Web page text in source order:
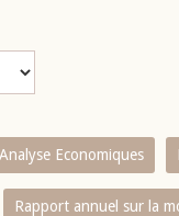
Economiques
Rapport annuel sur la